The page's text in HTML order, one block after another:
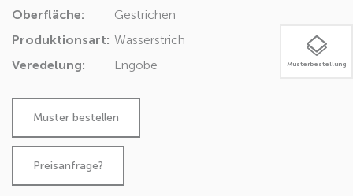
Musterbestellung
Oberfläche:
Gestrichen
Produktionsart: Wasserstrich
Veredelung:
Engobe
Preisanfrage?